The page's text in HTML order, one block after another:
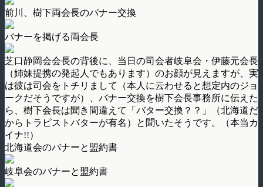
前川、樹下両会長のバナー交換
バナーを掲げる両会長
芝口静岡会会長の背後に、当日の司会者岐阜会・伊藤元会長
（姉妹提携の発起人でもあります）のお顔が見えますが、実
は彼は司会をトチリまして（本人に云わせると想定内のジョ
ークだそうですが）、バナー交換を樹下会長事務所に伝えた
ら、樹下会長は聞き間違えて「バター交換？？」（北海道だ
からトラピストバターが有名）と聞いたそうです。（本当カ
イナ!!）
北海道会のバナーと盟約書
岐阜会のバナーと盟約書